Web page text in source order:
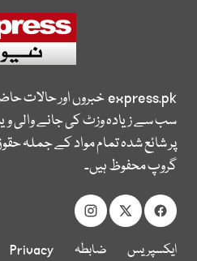
express.pkخبروں اور حالات
سب سے زیادہ وزٹ کی جانے
پر شائع شدہ تمام مواد کے جملہ
گروپ محفوظ ہیں۔
ایکسپریس
ضابطہ
Privacy